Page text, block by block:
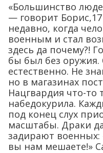
«Большинство
— говорит
недавно, когда
военным и стал
здесь да почему?!
бы был без
естественно. Не
но в магазинах
Нацгвардия что-то
набедокурила.
под конец слух
масштабы. Драки
задирают
вы нам мешаете!»